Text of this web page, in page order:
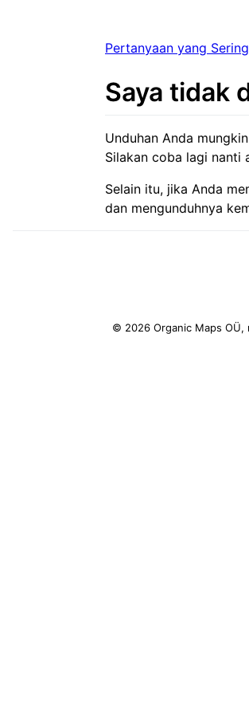
Pertanyaan yang
Saya tidak
Unduhan Anda
Silakan coba lagi nanti
Selain itu, jika Anda
dan mengunduhnya
© 2026 Organic Maps OÜ,